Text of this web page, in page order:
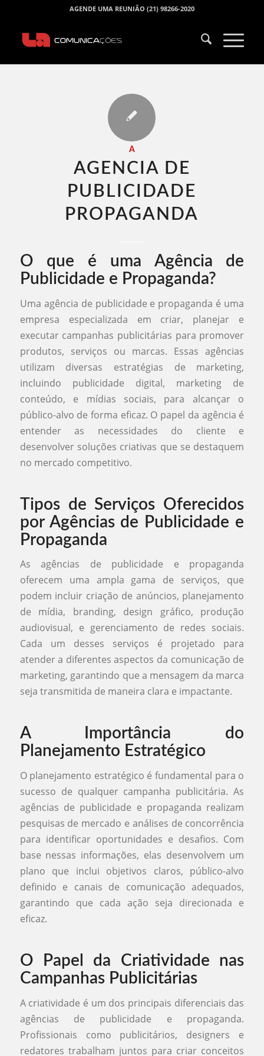
AGENDE UMA REUNIÃO (21) 98266-2020
A
AGENCIA DE
PUBLICIDADE
PROPAGANDA​
O que é uma Agência de
Publicidade e Propaganda?
Uma agência de publicidade e propaganda é uma
empresa especializada em criar, planejar e
executar campanhas publicitárias para promover
produtos, serviços ou marcas. Essas agências
utilizam diversas estratégias de marketing,
incluindo publicidade digital, marketing de
conteúdo, e mídias sociais, para alcançar o
público-alvo de forma eficaz. O papel da agência é
entender as necessidades do cliente e
desenvolver soluções criativas que se destaquem
no mercado competitivo.
Tipos de Serviços Oferecidos
por Agências de Publicidade e
Propaganda
As agências de publicidade e propaganda
oferecem uma ampla gama de serviços, que
podem incluir criação de anúncios, planejamento
de mídia, branding, design gráfico, produção
audiovisual, e gerenciamento de redes sociais.
Cada um desses serviços é projetado para
atender a diferentes aspectos da comunicação de
marketing, garantindo que a mensagem da marca
seja transmitida de maneira clara e impactante.
A Importância do
Planejamento Estratégico
O planejamento estratégico é fundamental para o
sucesso de qualquer campanha publicitária. As
agências de publicidade e propaganda realizam
pesquisas de mercado e análises de concorrência
para identificar oportunidades e desafios. Com
base nessas informações, elas desenvolvem um
plano que inclui objetivos claros, público-alvo
definido e canais de comunicação adequados,
garantindo que cada ação seja direcionada e
eficaz.
O Papel da Criatividade nas
Campanhas Publicitárias
A criatividade é um dos principais diferenciais das
agências de publicidade e propaganda.
Profissionais como publicitários, designers e
redatores trabalham juntos para criar conceitos